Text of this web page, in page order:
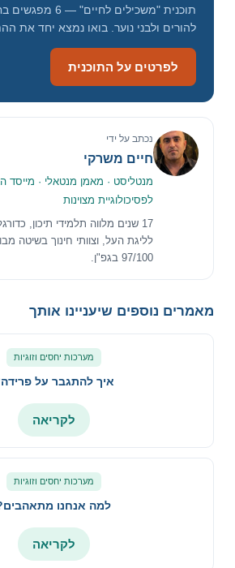
תוכנית "משכילים
להורים ולבני נוער. בואו נמצא יחד את
לפרטים על התוכנית
נכתב על ידי
חיים משרקי
מנטליסט · מאמן מנטאלי · מייסד
לפסיכולוגיית מצוינות
17 שנים מלווה תלמידי תיכון,
לליגת העל, וצוותי חינוך בשיטה
97/100 בגפ"ן.
מאמרים נוספים שיעניינו אותך
מערכות יחסים וזוגיות
איך להתגבר על
לקריאה
מערכות יחסים וזוגיות
למה אנחנו
לקריאה